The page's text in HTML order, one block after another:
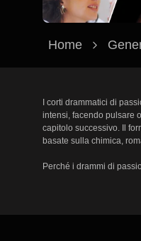
Home
I corti drammatici di
intensi, facendo pulsare
capitolo successivo. Il
basate sulla chimica,
Perché i drammi di
decisione presa in un